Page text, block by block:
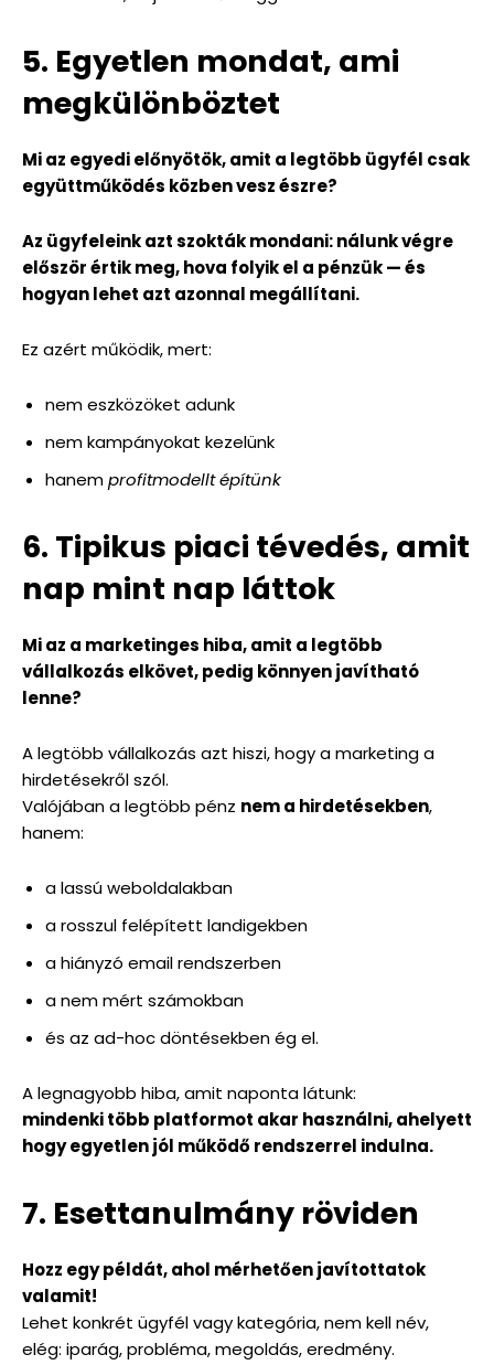
5. Egyetlen mondat, ami
megkülönböztet
Mi az egyedi előnyötök, amit a legtöbb ügyfél csak
együttműködés közben vesz észre?
Az ügyfeleink azt szokták mondani: nálunk végre
először értik meg, hova folyik el a pénzük — és
hogyan lehet azt azonnal megállítani.
Ez azért működik, mert:
nem eszközöket adunk
nem kampányokat kezelünk
hanemprofitmodellt építünk
6. Tipikus piaci tévedés, amit
nap mint nap láttok
Mi az a marketinges hiba, amit a legtöbb
vállalkozás elkövet, pedig könnyen javítható
lenne?
A legtöbb vállalkozás azt hiszi, hogy a marketing a
hirdetésekről szól.
Valójában a legtöbb pénz nem a hirdetésekben,
hanem:
a lassú weboldalakban
a rosszul felépített landigekben
a hiányzó email rendszerben
a nem mért számokban
és az ad-hoc döntésekben ég el.
A legnagyobb hiba, amit naponta látunk:
mindenki több platformot akar használni, ahelyett
hogy egyetlen jól működő rendszerrel indulna.
7. Esettanulmány röviden
Hozz egy példát, ahol mérhetően javítottatok
valamit!
Lehet konkrét ügyfél vagy kategória, nem kell név,
elég: iparág, probléma, megoldás, eredmény.